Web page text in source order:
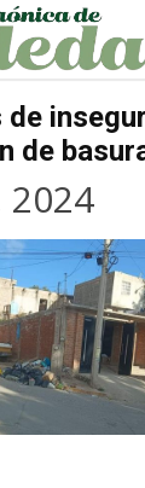
de
de
2024